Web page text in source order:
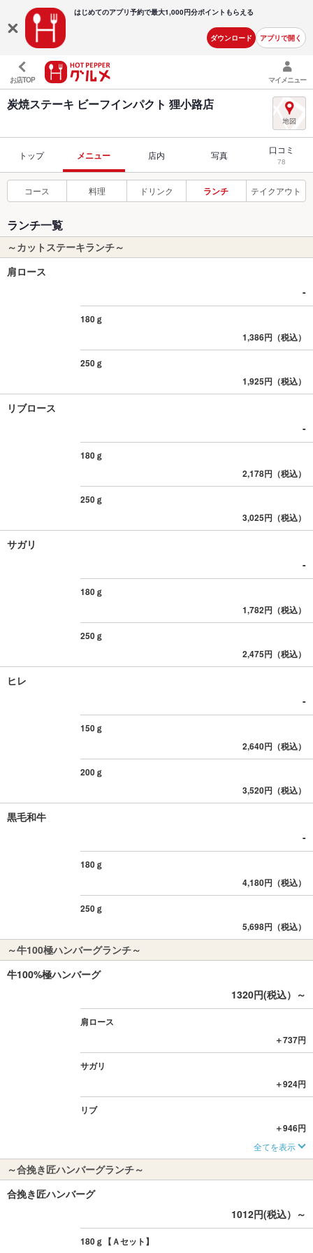
はじめてのアプリ予約で最大1,000円分ポイントもらえる
ダウンロード アプリで開く
お店TOP マイメニュー
炭焼ステーキ ビーフインパクト 狸小路店
トップ メニュー 店内 写真 口コミ
78
コース 料理 ドリンク ランチ テイクアウト
ランチ一覧
～カットステーキランチ～
肩ロース
-
180ｇ
1,386円（税込）
250ｇ
1,925円（税込）
リブロース
-
180ｇ
2,178円（税込）
250ｇ
3,025円（税込）
サガリ
-
180ｇ
1,782円（税込）
250ｇ
2,475円（税込）
ヒレ
-
150ｇ
2,640円（税込）
200ｇ
3,520円（税込）
黒毛和牛
-
180ｇ
4,180円（税込）
250ｇ
5,698円（税込）
～牛100極ハンバーグランチ～
牛100%極ハンバーグ
1320円(税込）～
肩ロース
＋737円
サガリ
＋924円
リブ
＋946円
全てを表示
～合挽き匠ハンバーグランチ～
合挽き匠ハンバーグ
1012円(税込）～
180ｇ【Ａセット】